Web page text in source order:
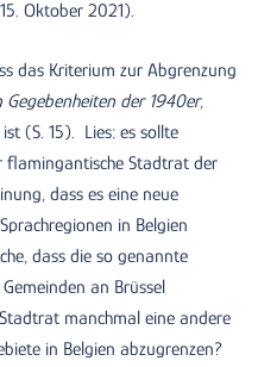
Oktober 2021).
das Kriterium zur Abgrenzung
der 1940er,
ist (S. 15). Lies: es sollte
flamingantische Stadtrat der
dass es eine neue
in Belgien
dass die so genannte
an Brüssel
manchmal eine andere
in Belgien abzugrenzen?